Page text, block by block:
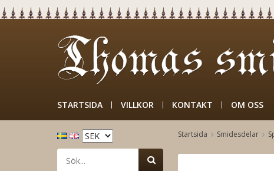
STARTSIDA VILLKOR KONTAKT OM OSS
Startsida Smidesdelar